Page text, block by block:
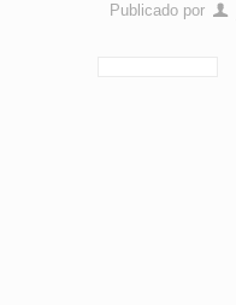
Publicado por